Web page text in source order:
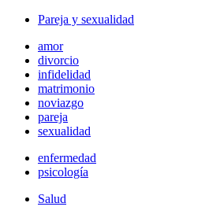
Pareja y sexualidad
amor
divorcio
infidelidad
matrimonio
noviazgo
pareja
sexualidad
enfermedad
psicología
Salud